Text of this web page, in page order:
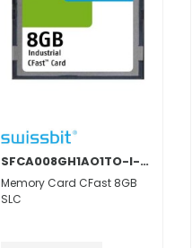
SFCA008GH1AO1TO-I-DB-226-STD
Memory Card CFast 8GB
SLC